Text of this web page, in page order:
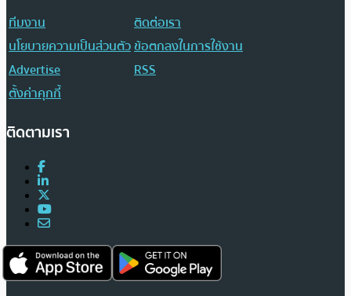
ทีมงาน
ติดต่อเรา
นโยบายความเป็นส่วนตัวข้อตกลงในการใช้งาน
Advertise
RSS
ตั้งค่าคุกกี้
ติดตามเรา